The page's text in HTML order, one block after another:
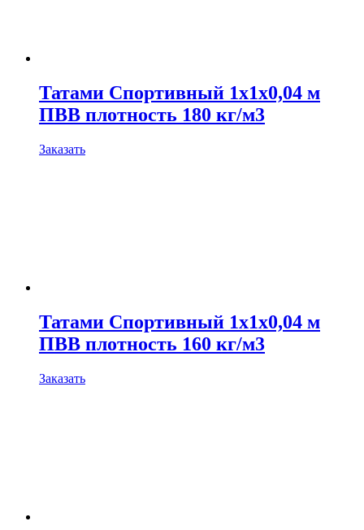
Татами Спортивный 1х1х0,04 м
ПВВ плотность 180 кг/м3
Заказать
Татами Спортивный 1х1х0,04 м
ПВВ плотность 160 кг/м3
Заказать